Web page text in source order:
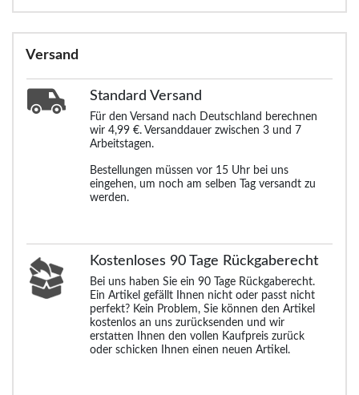
Versand
Standard Versand
Für den Versand nach Deutschland berechnen
wir 4,99 €. Versanddauer zwischen 3 und 7
Arbeitstagen.
Bestellungen müssen vor 15 Uhr bei uns
eingehen, um noch am selben Tag versandt zu
werden.
Kostenloses 90 Tage Rückgaberecht
Bei uns haben Sie ein 90 Tage Rückgaberecht.
Ein Artikel gefällt Ihnen nicht oder passt nicht
perfekt? Kein Problem, Sie können den Artikel
kostenlos an uns zurücksenden und wir
erstatten Ihnen den vollen Kaufpreis zurück
oder schicken Ihnen einen neuen Artikel.